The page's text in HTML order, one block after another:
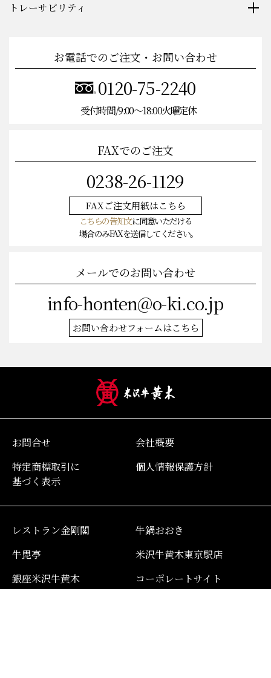
トレーサビリティ
お電話でのご注文・お問い合わせ
0120-75-2240
受付時間/9:00〜18:00火曜定休
FAXでのご注文
0238-26-1129
FAXご注文用紙はこちら
こちらの告知文に同意いただける
場合のみFAXを送信してください。
メールでのお問い合わせ
info-honten@o-ki.co.jp
お問い合わせフォームはこちら
お問合せ
会社概要
特定商標取引に
基づく表示
個人情報保護方針
レストラン金剛閣
牛鍋おおき
牛毘亭
米沢牛黄木東京駅店
銀座米沢牛黄木
コーポレートサイト